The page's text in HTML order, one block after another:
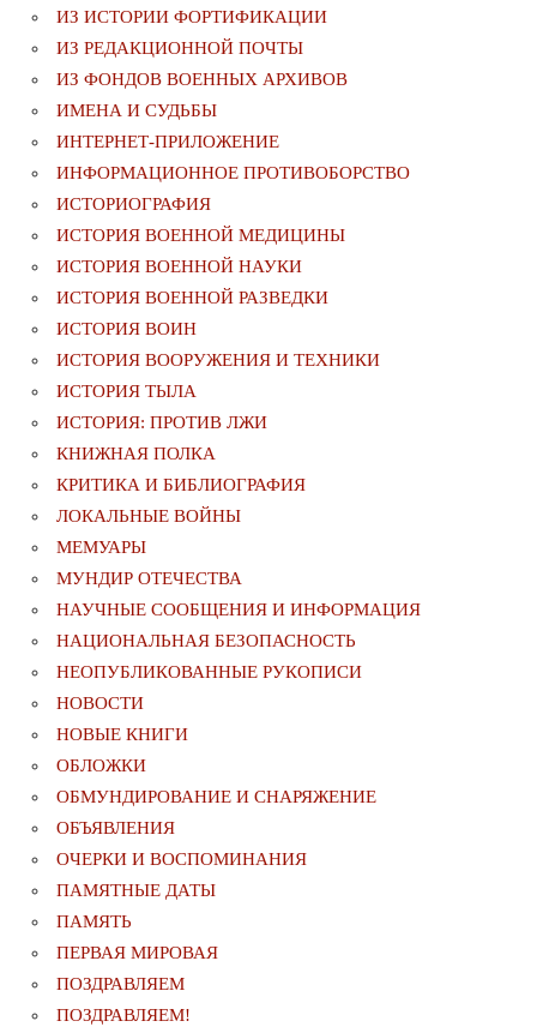
ИЗ ИСТОРИИ ФОРТИФИКАЦИИ
ИЗ РЕДАКЦИОННОЙ ПОЧТЫ
ИЗ ФОНДОВ ВОЕННЫХ АРХИВОВ
ИМЕНА И СУДЬБЫ
ИНТЕРНЕТ-ПРИЛОЖЕНИЕ
ИНФОРМАЦИОННОЕ ПРОТИВОБОРСТВО
ИСТОРИОГРАФИЯ
ИСТОРИЯ ВОЕННОЙ МЕДИЦИНЫ
ИСТОРИЯ ВОЕННОЙ НАУКИ
ИСТОРИЯ ВОЕННОЙ РАЗВЕДКИ
ИСТОРИЯ ВОИН
ИСТОРИЯ ВООРУЖЕНИЯ И ТЕХНИКИ
ИСТОРИЯ ТЫЛА
ИСТОРИЯ: ПРОТИВ ЛЖИ
КНИЖНАЯ ПОЛКА
КРИТИКА И БИБЛИОГРАФИЯ
ЛОКАЛЬНЫЕ ВОЙНЫ
МЕМУАРЫ
МУНДИР ОТЕЧЕСТВА
НАУЧНЫЕ СООБЩЕНИЯ И ИНФОРМАЦИЯ
НАЦИОНАЛЬНАЯ БЕЗОПАСНОСТЬ
НЕОПУБЛИКОВАННЫЕ РУКОПИСИ
НОВОСТИ
НОВЫЕ КНИГИ
ОБЛОЖКИ
ОБМУНДИРОВАНИЕ И СНАРЯЖЕНИЕ
ОБЪЯВЛЕНИЯ
ОЧЕРКИ И ВОСПОМИНАНИЯ
ПАМЯТНЫЕ ДАТЫ
ПАМЯТЬ
ПЕРВАЯ МИРОВАЯ
ПОЗДРАВЛЯЕМ
ПОЗДРАВЛЯЕМ!